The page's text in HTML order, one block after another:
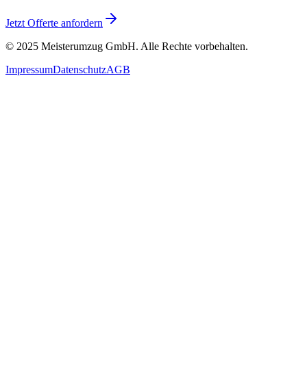
Jetzt Offerte anfordern
© 2025 Meisterumzug GmbH. Alle Rechte vorbehalten.
ImpressumDatenschutzAGB